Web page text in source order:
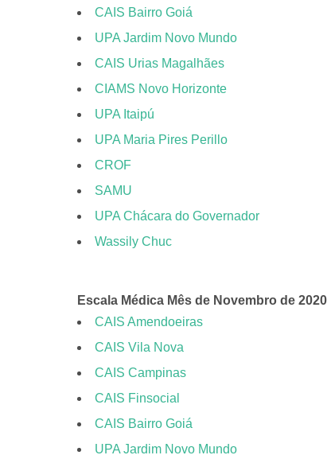
CAIS Bairro Goiá
UPA Jardim Novo Mundo
CAIS Urias Magalhães
CIAMS Novo Horizonte
UPA Itaipú
UPA Maria Pires Perillo
CROF
SAMU
UPA Chácara do Governador
Wassily Chuc
Escala Médica Mês de Novembro de 2020
CAIS Amendoeiras
CAIS Vila Nova
CAIS Campinas
CAIS Finsocial
CAIS Bairro Goiá
UPA Jardim Novo Mundo